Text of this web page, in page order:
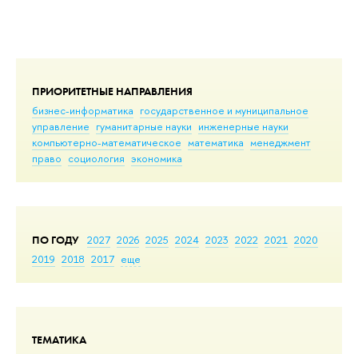
ПРИОРИТЕТНЫЕ НАПРАВЛЕНИЯ
бизнес-информатика государственное и муниципальное
управление гуманитарные науки инженерные науки
компьютерно-математическое математика менеджмент
право социология экономика
ПО ГОДУ 2027 2026 2025 2024 2023 2022 2021 2020
2019 2018 2017 еще
ТЕМАТИКА